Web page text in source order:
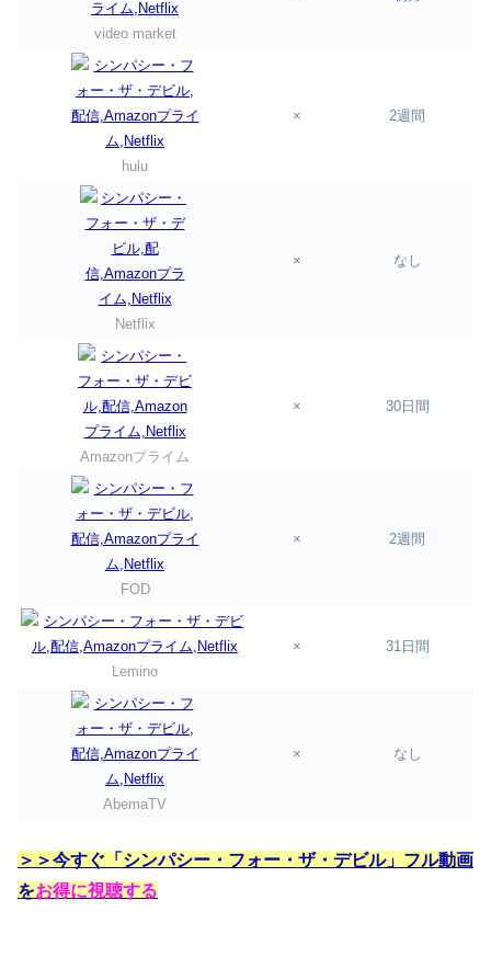
video market
hulu
× 2週間
Netflix
× なし
Amazonプライム
× 30日間
FOD
× 2週間
Lemino
× 31日間
AbemaTV
× なし
＞＞今すぐ「シンパシー・フォー・ザ・デビル」フル動画
をお得に視聴する